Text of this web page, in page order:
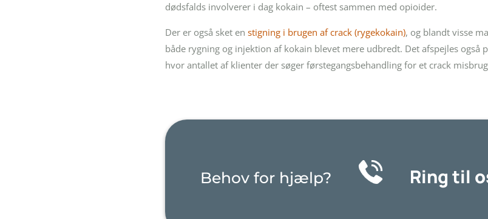
dødsfalds involverer i dag kokain – oftest sammen med opioider.
Der er også sket en stigning i brugen af crack (rygekokain), og blandt visse
både rygning og injektion af kokain blevet mere udbredt. Det afspejles også
hvor antallet af klienter der søger førstegangsbehandling for et crack
Behov for hjælp? Ring til